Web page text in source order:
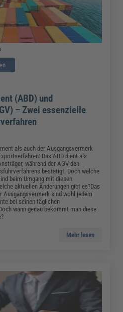
(ABD) und
– Zwei essenzielle
als auch der Ausgangsvermerk
Das ABD dient als
während der AGV den
bestätigt. Doch welche
beim Umgang mit diesen
aktuellen Änderungen gibt es?Das
Ausgangsvermerk sind wohl jedem
bei seinen täglichen
wann genau bekommt man diese
Mehr lesen